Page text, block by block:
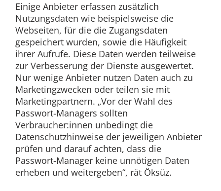
Einige Anbieter erfassen zusätzlich
Nutzungsdaten wie beispielsweise die
Webseiten, für die die Zugangsdaten
gespeichert wurden, sowie die Häufigkeit
ihrer Aufrufe. Diese Daten werden teilweise
zur Verbesserung der Dienste ausgewertet.
Nur wenige Anbieter nutzen Daten auch zu
Marketingzwecken oder teilen sie mit
Marketingpartnern. „Vor der Wahl des
Passwort-Managers sollten
Verbraucher:innen unbedingt die
Datenschutzhinweise der jeweiligen Anbieter
prüfen und darauf achten, dass die
Passwort-Manager keine unnötigen Daten
erheben und weitergeben“, rät Öksüz.